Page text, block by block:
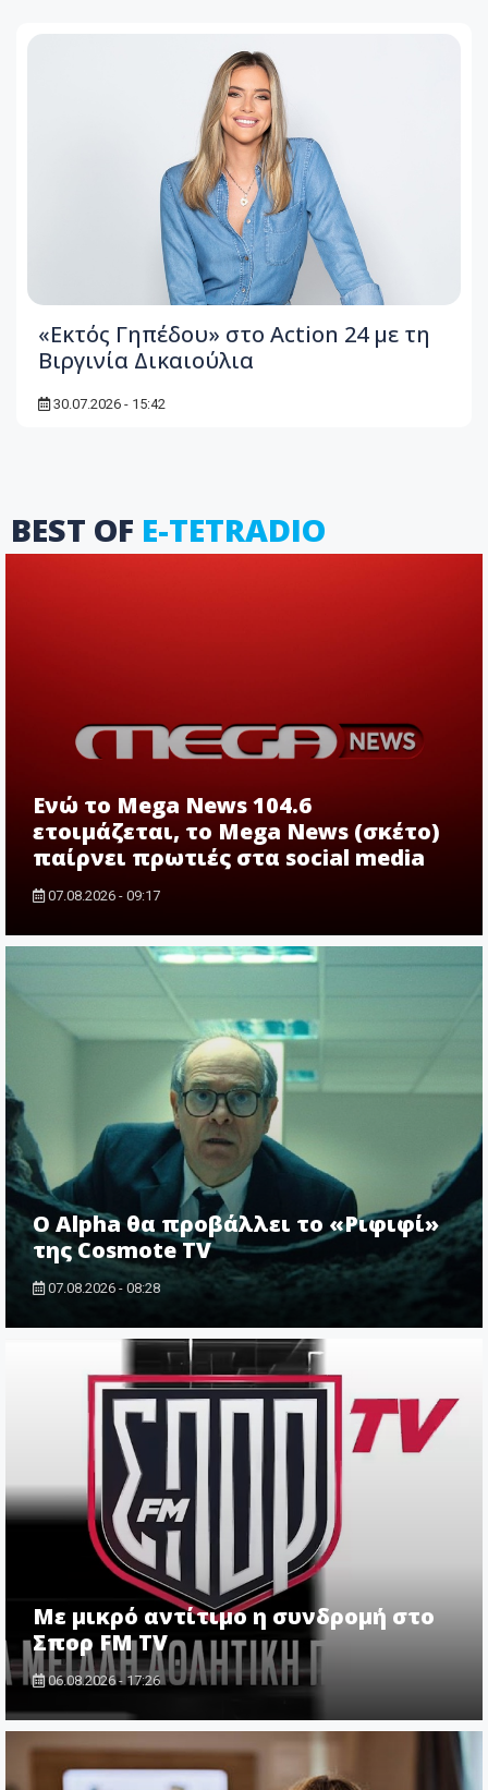
«Εκτός Γηπέδου» στο Action 24 με τη
Βιργινία Δικαιούλια
30.07.2026 - 15:42
BEST OF E-TETRADIO
Ενώ το Mega News 104.6
ετοιμάζεται, το Mega News (σκέτο)
παίρνει πρωτιές στα social media
07.08.2026 - 09:17
Ο Alpha θα προβάλλει το «Ριφιφί»
της Cosmote TV
07.08.2026 - 08:28
Με μικρό αντίτιμο η συνδρομή στο
Σπορ FM TV
06.08.2026 - 17:26